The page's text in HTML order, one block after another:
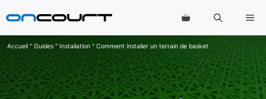
au
Accueil " Guides " Installation " Comment installer un terrain de basket